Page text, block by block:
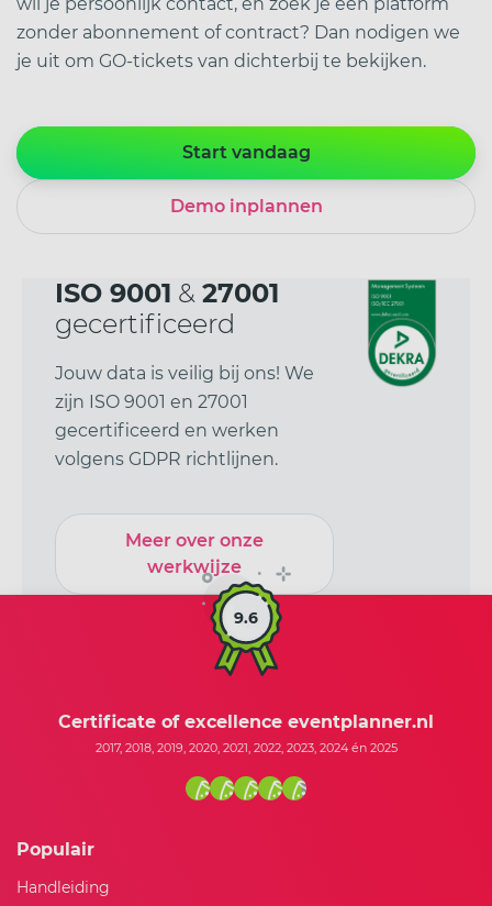
zonder abonnement of contract? Dan nodigen we
je uit om GO-tickets van dichterbij te bekijken.
Start vandaag
Demo inplannen
ISO 9001 & 27001
gecertificeerd
Jouw data is veilig bij ons! We
zijn ISO 9001 en 27001
gecertificeerd en werken
volgens GDPR richtlijnen.
Meer over onze
werkwijze
9.6
Certificate of excellence eventplanner.nl
2017, 2018, 2019, 2020, 2021, 2022, 2023, 2024 én 2025
Populair
Handleiding